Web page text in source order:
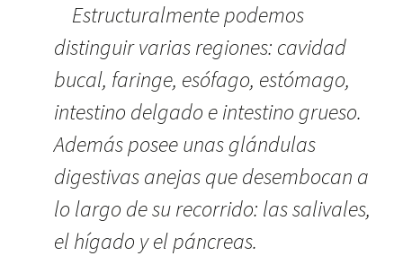
Estructuralmente podemos
distinguir varias regiones: cavidad
bucal, faringe, esófago, estómago,
intestino delgado e intestino grueso.
Además posee unas glándulas
digestivas anejas que desembocan a
lo largo de su recorrido: las salivales,
el hígado y el páncreas.